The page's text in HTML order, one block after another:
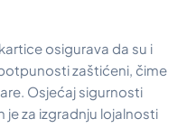
osigurava da su i
zaštićeni, čime
Osjećaj sigurnosti
je za izgradnju lojalnosti